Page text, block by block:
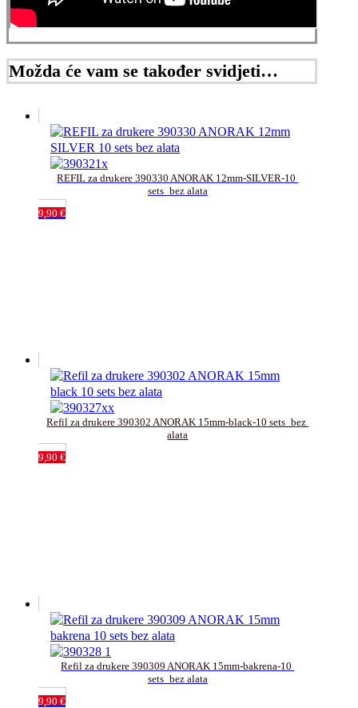
Možda će vam se također svidjeti…
REFIL za drukere 390330 ANORAK 12mm-SILVER-10
sets_bez alata
9,90 €
Refil za drukere 390302 ANORAK 15mm-black-10 sets_bez
alata
9,90 €
Refil za drukere 390309 ANORAK 15mm-bakrena-10
sets_bez alata
9,90 €